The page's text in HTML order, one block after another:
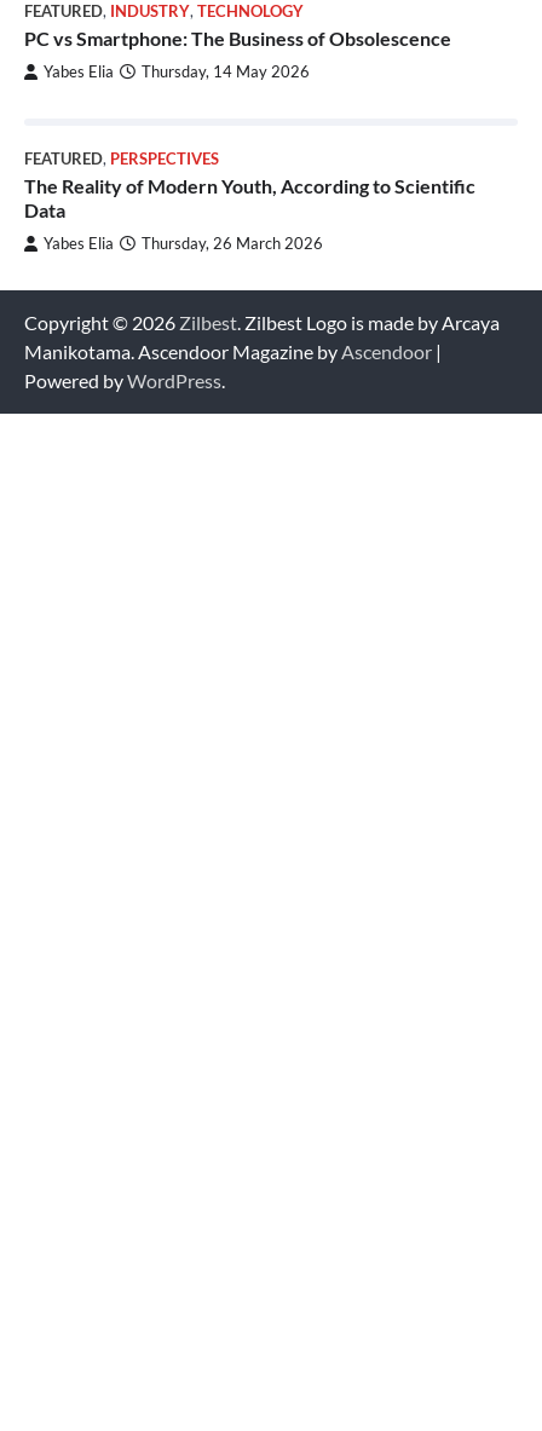
FEATURED, INDUSTRY, TECHNOLOGY
PC vs Smartphone: The Business of Obsolescence
Yabes Elia Thursday, 14 May 2026
FEATURED, PERSPECTIVES
The Reality of Modern Youth, According to Scientific
Data
Yabes Elia Thursday, 26 March 2026
Copyright © 2026 Zilbest. Zilbest Logo is made by Arcaya
Manikotama. Ascendoor Magazine byAscendoor |
Powered byWordPress.